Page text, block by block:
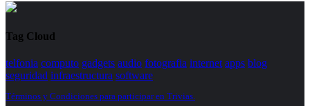
Tag Cloud
telfonia computo gadgets audio fotografia internet apps blog
seguridad infraestructura software
Términos y Condiciones para participar en Trivias.